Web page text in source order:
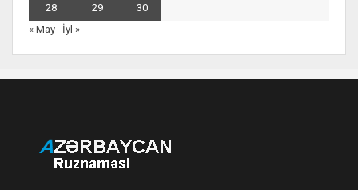
28 29
30
« May
İyl »